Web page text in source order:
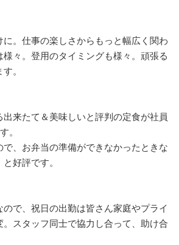
。仕事の楽しさからもっと幅広く関わ
様々。登用のタイミングも様々。頑張る
。
来たて＆美味しいと評判の定食が社員
。
、お弁当の準備ができなかったときな
好評です。
で、祝日の出勤は皆さん家庭やプライ
スタッフ同士で協力し合って、助け合